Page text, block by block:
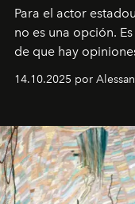
Para el actor
no es una opción.
de que hay
demasiado en
pérdida de
14.10.2025 por